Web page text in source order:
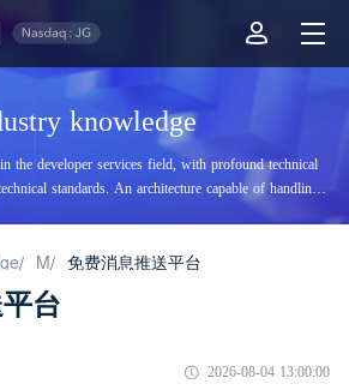
knowledge
the developer services field, with profound technical
standards. An architecture capable of handling
supporting billions of high-concurrency accesses.
/ M/ 免费消息推送平台
台
2026-08-04 13:00:00